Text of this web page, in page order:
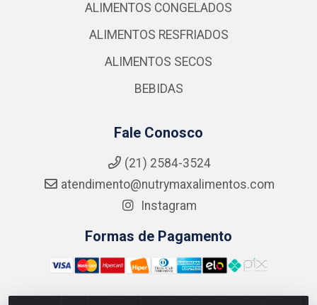
ALIMENTOS CONGELADOS
ALIMENTOS RESFRIADOS
ALIMENTOS SECOS
BEBIDAS
Fale Conosco
(21) 2584-3524
atendimento@nutrymaxalimentos.com
Instagram
Formas de Pagamento